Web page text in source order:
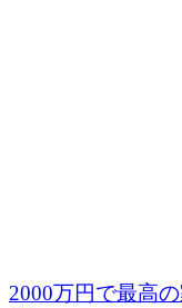
2000万円で最高